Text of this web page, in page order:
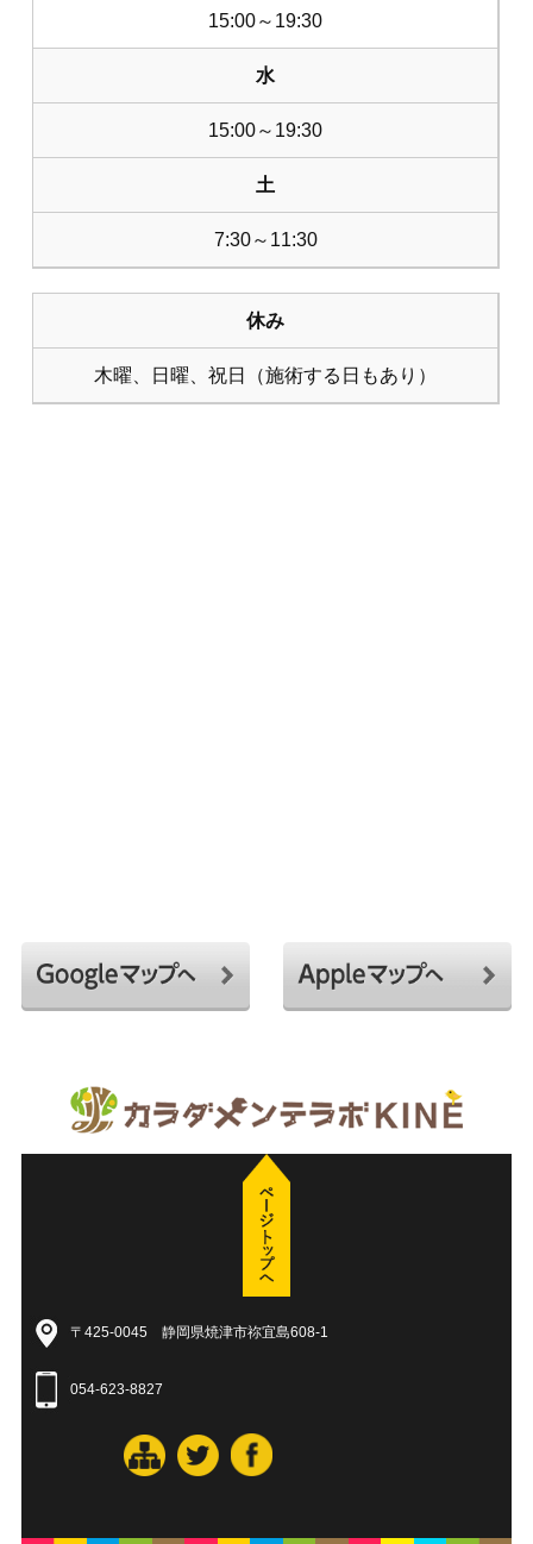
15:00～19:30
水
15:00～19:30
土
7:30～11:30
休み
木曜、日曜、祝日（施術する日もあり）
〒425-0045 静岡県焼津市祢宜島608-1
054-623-8827